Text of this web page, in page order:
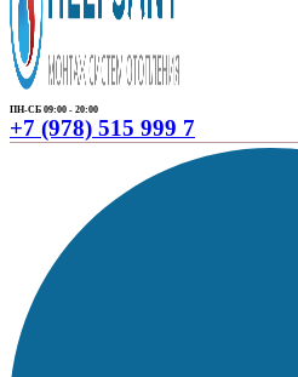
ПН-СБ 09:00 - 20:00
+7 (978) 515 999 7